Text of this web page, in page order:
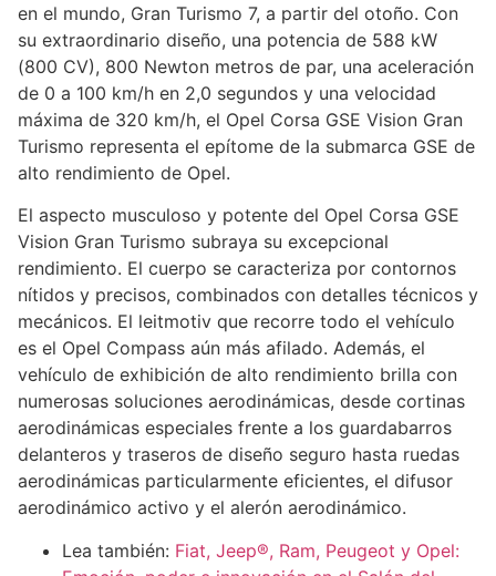
en el mundo, Gran Turismo 7, a partir del otoño. Con
su extraordinario diseño, una potencia de 588 kW
(800 CV), 800 Newton metros de par, una aceleración
de 0 a 100 km/h en 2,0 segundos y una velocidad
máxima de 320 km/h, el Opel Corsa GSE Vision Gran
Turismo representa el epítome de la submarca GSE de
alto rendimiento de Opel.
El aspecto musculoso y potente del Opel Corsa GSE
Vision Gran Turismo subraya su excepcional
rendimiento. El cuerpo se caracteriza por contornos
nítidos y precisos, combinados con detalles técnicos y
mecánicos. El leitmotiv que recorre todo el vehículo
es el Opel Compass aún más afilado. Además, el
vehículo de exhibición de alto rendimiento brilla con
numerosas soluciones aerodinámicas, desde cortinas
aerodinámicas especiales frente a los guardabarros
delanteros y traseros de diseño seguro hasta ruedas
aerodinámicas particularmente eficientes, el difusor
aerodinámico activo y el alerón aerodinámico.
Lea también: Fiat, Jeep®, Ram, Peugeot y Opel: